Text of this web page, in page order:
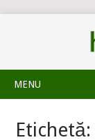
MENU
Etichetă: